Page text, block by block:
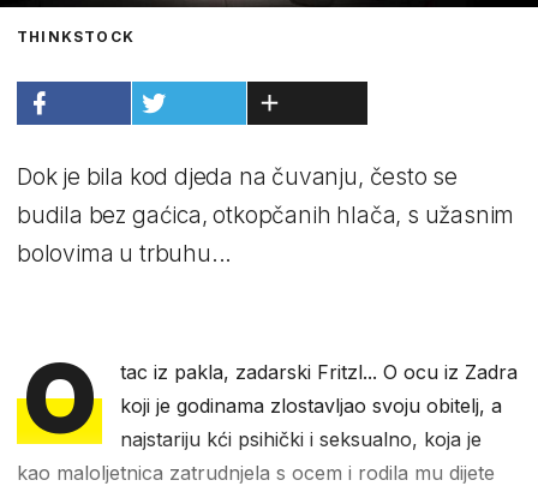
THINKSTOCK
Dok je bila kod djeda na čuvanju, često se
budila bez gaćica, otkopčanih hlača, s užasnim
bolovima u trbuhu...
O
tac iz pakla, zadarski Fritzl... O ocu iz Zadra
koji je godinama zlostavljao svoju obitelj, a
najstariju kći psihički i seksualno, koja je
kao maloljetnica zatrudnjela s ocem i rodila mu dijete